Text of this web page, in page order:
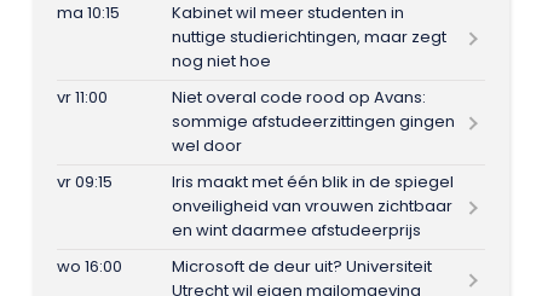
ma 10:15
Kabinet wil meer studenten in
nuttige studierichtingen, maar zegt
nog niet hoe
vr 11:00
Niet overal code rood op Avans:
sommige afstudeerzittingen gingen
wel door
vr 09:15
Iris maakt met één blik in de spiegel
onveiligheid van vrouwen zichtbaar
en wint daarmee afstudeerprijs
wo 16:00
Microsoft de deur uit? Universiteit
Utrecht wil eigen mailomgeving